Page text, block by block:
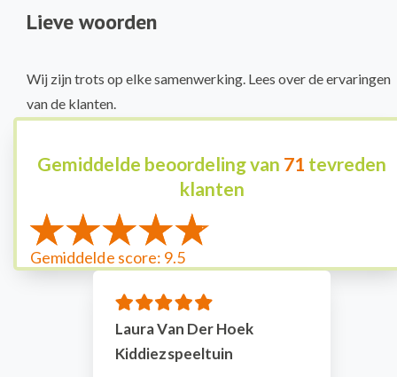
Lieve woorden
Wij zijn trots op elke samenwerking. Lees over de ervaringen
van de klanten.
Gemiddelde beoordeling van 71 tevreden
klanten
Gemiddelde score: 9.5
Laura Van Der Hoek
Kiddiezspeeltuin